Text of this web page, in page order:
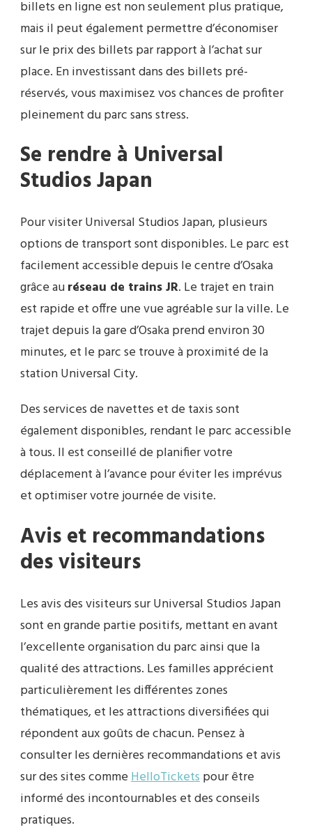
billets en ligne est non seulement plus pratique,
mais il peut également permettre d’économiser
sur le prix des billets par rapport à l’achat sur
place. En investissant dans des billets pré-
réservés, vous maximisez vos chances de profiter
pleinement du parc sans stress.
Se rendre à Universal
Studios Japan
Pour visiter Universal Studios Japan, plusieurs
options de transport sont disponibles. Le parc est
facilement accessible depuis le centre d’Osaka
grâce auréseau de trains JR. Le trajet en train
est rapide et offre une vue agréable sur la ville. Le
trajet depuis la gare d’Osaka prend environ 30
minutes, et le parc se trouve à proximité de la
station Universal City.
Des services de navettes et de taxis sont
également disponibles, rendant le parc accessible
à tous. Il est conseillé de planifier votre
déplacement à l’avance pour éviter les imprévus
et optimiser votre journée de visite.
Avis et recommandations
des visiteurs
Les avis des visiteurs sur Universal Studios Japan
sont en grande partie positifs, mettant en avant
l’excellente organisation du parc ainsi que la
qualité des attractions. Les familles apprécient
particulièrement les différentes zones
thématiques, et les attractions diversifiées qui
répondent aux goûts de chacun. Pensez à
consulter les dernières recommandations et avis
sur des sites commeHelloTicketspour être
informé des incontournables et des conseils
pratiques.